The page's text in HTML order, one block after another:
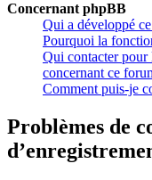
Concernant phpBB
Qui a développé
Pourquoi la
Qui contacter pour
concernant ce
Comment puis-je
Problèmes de